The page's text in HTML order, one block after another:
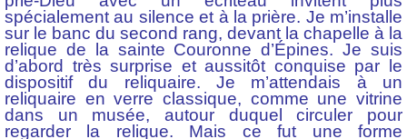
spécialement au silence et à la prière. Je m’installe
sur le banc du second rang, devant la chapelle à la
relique de la sainte Couronne d’Épines. Je suis
d’abord très surprise et aussitôt conquise par le
dispositif du reliquaire. Je m’attendais à un
reliquaire en verre classique, comme une vitrine
dans un musée, autour duquel circuler pour
regarder la relique. Mais ce fut une forme